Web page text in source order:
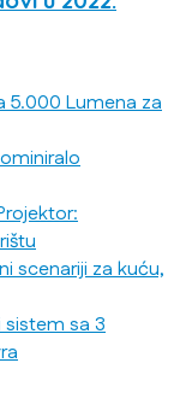
5.000 Lumena za
scenariji za kuću,
sistem sa 3